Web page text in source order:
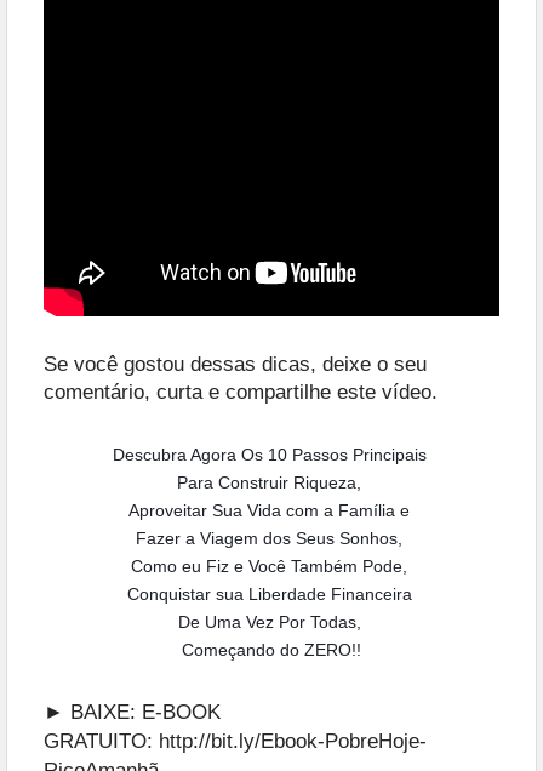
Se você gostou dessas dicas, deixe o seu
comentário, curta e compartilhe este vídeo.
Descubra Agora Os 10 Passos Principais
Para Construir Riqueza,
Aproveitar Sua Vida com a Família e
Fazer a Viagem dos Seus Sonhos,
Como eu Fiz e Você Também Pode,
Conquistar sua Liberdade Financeira
De Uma Vez Por Todas,
Começando do ZERO!!
► BAIXE: E-BOOK
GRATUITO: http://bit.ly/Ebook-PobreHoje-